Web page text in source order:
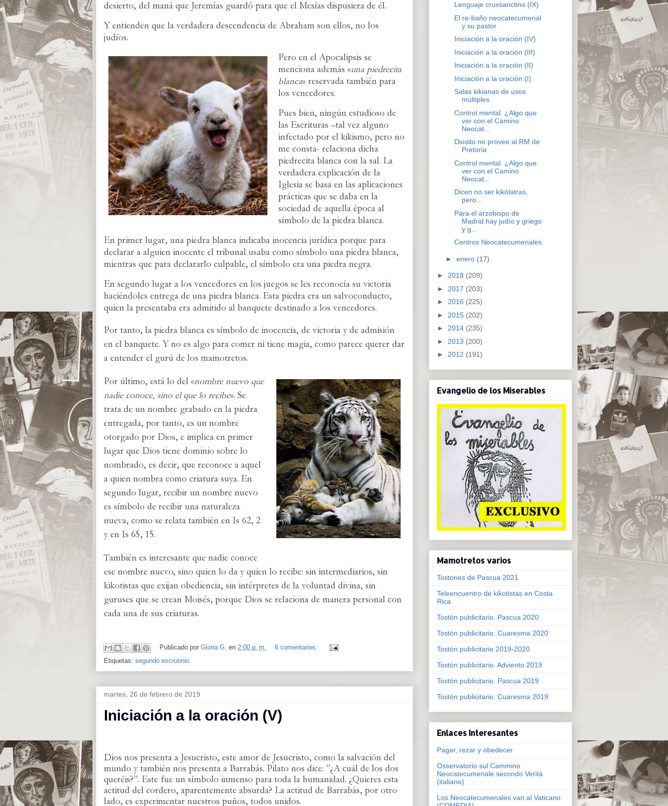
desierto, del maná que Jeremías guardó para que el Mesías dispusiera de él.
Y entienden que la verdadera descendencia de Abraham son ellos, no los
judíos.
Pero en el Apocalipsis se
menciona además «una piedrecita
blanca» reservada también para
los vencedores.
Pues bien, ningún estudioso de
las Escrituras –tal vez alguno
infectado por el kikismo, pero no
me consta- relaciona dicha
piedrecita blanca con la sal. La
verdadera explicación de la
Iglesia se basa en las aplicaciones
prácticas que se daba en la
sociedad de aquella época al
símbolo de la piedra blanca.
En primer lugar, una piedra blanca indicaba inocencia jurídica porque para
declarar a alguien inocente el tribunal usaba como símbolo una piedra blanca,
mientras que para declararlo culpable, el símbolo era una piedra negra.
En segundo lugar a los vencedores en los juegos se les reconocía su victoria
haciéndoles entrega de una piedra blanca. Esta piedra era un salvoconducto,
quien la presentaba era admitido al banquete destinado a los vencedores.
Por tanto, la piedra blanca es símbolo de inocencia, de victoria y de admisión
en el banquete. Y no es algo para comer ni tiene magia, como parece querer dar
a entender el gurú de los mamotretos.
Por último, está lo del «nombre nuevo que
nadie conoce, sino el que lo recibe». Se
trata de un nombre grabado en la piedra
entregada, por tanto, es un nombre
otorgado por Dios, e implica en primer
lugar que Dios tiene dominio sobre lo
nombrado, es decir, que reconoce a aquel
a quien nombra como criatura suya. En
segundo lugar, recibir un nombre nuevo
es símbolo de recibir una naturaleza
nueva, como se relata también en Is 62, 2
y en Is 65, 15.
También es interesante que nadie conoce
ese nombre nuevo, sino quien lo da y quien lo recibe: sin intermediarios, sin
kikotistas que exijan obediencia, sin intérpretes de la voluntad divina, sin
guruses que se crean Moisés, porque Dios se relaciona de manera personal con
cada una de sus criaturas.
Publicado por Gloria G. en 2:00 p. m.
6 comentarios:
Etiquetas: segundo escrutinio
martes, 26 de febrero de 2019
Iniciación a la oración (V)
Dios nos presenta a Jesucristo, este amor de Jesucristo, como la salvación del
mundo y también nos presenta a Barrabás. Pilato nos dice: "¿A cuál de los dos
queréis?". Este fue un símbolo inmenso para toda la humanidad. ¿Quieres esta
actitud del cordero, aparentemente absurda? La actitud de Barrabás, por otro
lado, es experimentar nuestros puños, todos unidos.
Lenguaje cruxsanctino (IX)
El re-baño neocatecumenal
y su pastor
Iniciación a la oración (IV)
Iniciación a la oración (III)
Iniciación a la oración (II)
Iniciación a la oración (I)
Salas kikianas de usos
múltiples
Control mental. ¿Algo que
ver con el Camino
Neocat...
Diosito no provee al RM de
Pretoria
Control mental. ¿Algo que
ver con el Camino
Neocat...
Dicen no ser kikólatras,
pero...
Para el arzobispo de
Madrid hay judío y griego
y g...
Centros Neocatecumenales
► enero (17)
► 2018 (209)
► 2017 (203)
► 2016 (225)
► 2015 (202)
► 2014 (235)
► 2013 (200)
► 2012 (191)
Evangelio de los Miserables
Mamotretos varios
Tostones de Pascua 2021
Teleencuentro de kikotistas en Costa
Rica
Tostón publicitario. Pascua 2020
Tostón publicitario. Cuaresma 2020
Tostón publicitario 2019-2020
Tostón publicitario. Adviento 2019
Tostón publicitario. Pascua 2019
Tostón publicitario. Cuaresma 2019
Enlaces Interesantes
Pagar, rezar y obedecer
Osservatorio sul Cammino
Neocatecumenale secondo Verità
(italiano)
Los Neocatecumenales van al Vaticano